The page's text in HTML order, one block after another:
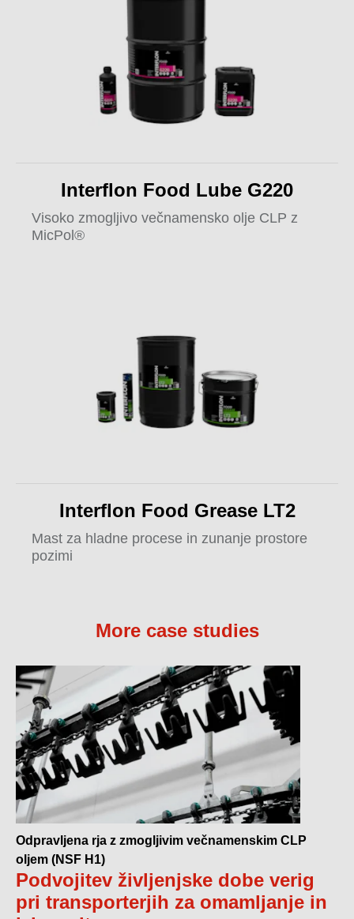
Interflon Food Lube G220
Visoko zmogljivo večnamensko olje CLP z
MicPol®
Interflon Food Grease LT2
Mast za hladne procese in zunanje prostore
pozimi
More case studies
Odpravljena rja z zmogljivim večnamenskim CLP
oljem (NSF H1)
Podvojitev življenjske dobe verig
pri transporterjih za omamljanje in